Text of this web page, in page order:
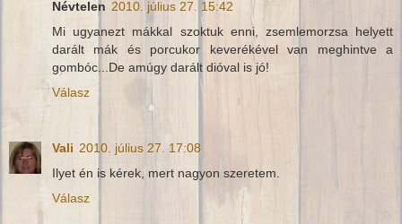
Névtelen 2010. július 27. 15:42
Mi ugyanezt mákkal szoktuk enni, zsemlemorzsa helyett
darált mák és porcukor keverékével van meghintve a
gombóc...De amúgy darált dióval is jó!
Válasz
Vali 2010. július 27. 17:08
Ilyet én is kérek, mert nagyon szeretem.
Válasz